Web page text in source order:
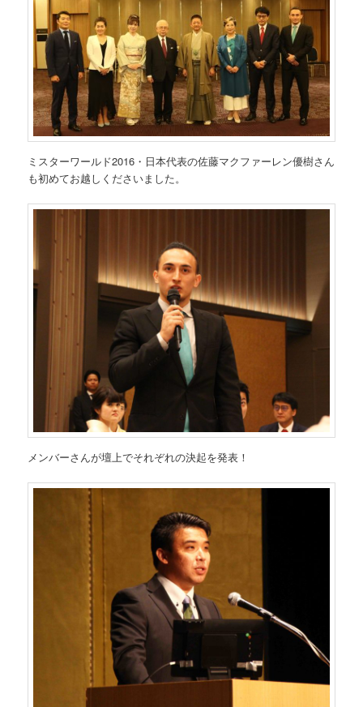
ミスターワールド2016・日本代表の佐藤マクファーレン優樹さん
も初めてお越しくださいました。
メンバーさんが壇上でそれぞれの決起を発表！